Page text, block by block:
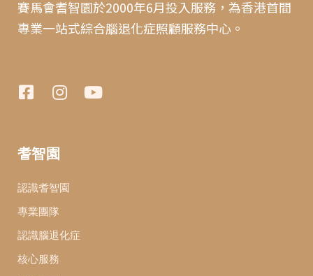
賽馬會耆智園於2000年6月投入服務，為香港首間
專業一站式綜合腦退化症照顧服務中心。
耆智園
認識耆智園
專業團隊
認識腦退化症
核心服務